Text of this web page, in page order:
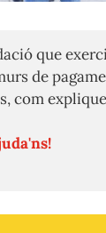
que
de
com